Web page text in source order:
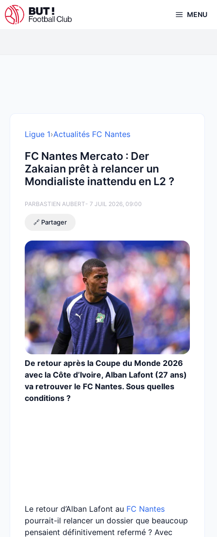
Aller
au
MENU
Ligue 1›Actualités FC Nantes
FC Nantes Mercato : Der
Zakaian prêt à relancer un
Mondialiste inattendu en L2 ?
PARBASTIEN AUBERT- 7 JUIL 2026, 09:00
🔗 Partager
De retour après la Coupe du Monde 2026
avec la Côte d’Ivoire, Alban Lafont (27 ans)
va retrouver le FC Nantes. Sous quelles
conditions ?
Le retour d’Alban Lafont au FC Nantes
pourrait-il relancer un dossier que beaucoup
pensaient définitivement refermé ? Avec